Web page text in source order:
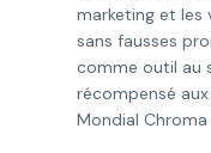
marketing et les
sans fausses
comme outil au
récompensé
Mondial